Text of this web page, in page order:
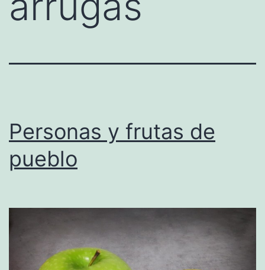
Personas y frutas de
pueblo